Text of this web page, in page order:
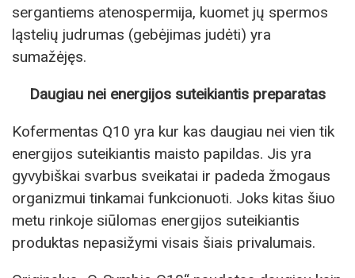
sergantiems atenospermija, kuomet jų spermos
ląstelių judrumas (gebėjimas judėti) yra
sumažėjęs.
Daugiau nei energijos suteikiantis preparatas
Kofermentas Q10 yra kur kas daugiau nei vien tik
energijos suteikiantis maisto papildas. Jis yra
gyvybiškai svarbus sveikatai ir padeda žmogaus
organizmui tinkamai funkcionuoti. Joks kitas šiuo
metu rinkoje siūlomas energijos suteikiantis
produktas nepasižymi visais šiais privalumais.